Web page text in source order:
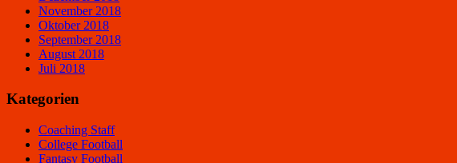
November 2018
Oktober 2018
September 2018
August 2018
Juli 2018
Kategorien
Coaching Staff
College Football
Fantasy Football